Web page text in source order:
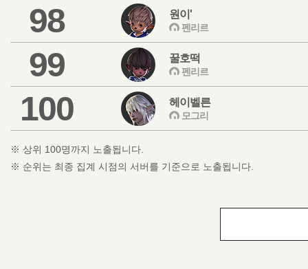
98 원이'
펜리르
99 꿀호떡
펜리르
100 헤이벨른
모그리
※ 상위 100명까지 노출됩니다.
※ 순위는 최종 집계 시점의 서버를 기준으로 노출됩니다.